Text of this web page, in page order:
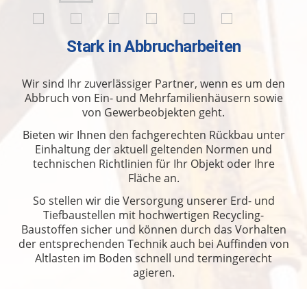
Stark in Abbrucharbeiten
Wir sind Ihr zuverlässiger Partner, wenn es um den
Abbruch von Ein- und Mehrfamilienhäusern sowie
von Gewerbeobjekten geht.
Bieten wir Ihnen den fachgerechten Rückbau unter
Einhaltung der aktuell geltenden Normen und
technischen Richtlinien für Ihr Objekt oder Ihre
Fläche an.
So stellen wir die Versorgung unserer Erd- und
Tiefbaustellen mit hochwertigen Recycling-
Baustoffen sicher und können durch das Vorhalten
der entsprechenden Technik auch bei Auffinden von
Altlasten im Boden schnell und termingerecht
agieren.